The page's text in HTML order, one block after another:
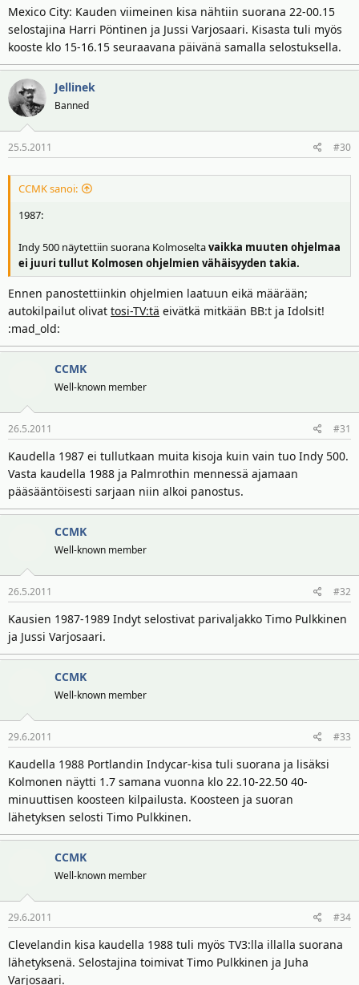
Mexico City: Kauden viimeinen kisa nähtiin suorana 22-00.15
selostajina Harri Pöntinen ja Jussi Varjosaari. Kisasta tuli myös
kooste klo 15-16.15 seuraavana päivänä samalla selostuksella.
Jellinek
Banned
25.5.2011 #30
CCMK sanoi:
1987:
Indy 500 näytettiin suorana Kolmoseltavaikka muuten ohjelmaa
ei juuri tullut Kolmosen ohjelmien vähäisyyden takia.
Ennen panostettiinkin ohjelmien laatuun eikä määrään;
autokilpailut olivat tosi-TV:tä eivätkä mitkään BB:t ja Idolsit!
:mad_old:
CCMK
Well-known member
26.5.2011 #31
Kaudella 1987 ei tullutkaan muita kisoja kuin vain tuo Indy 500.
Vasta kaudella 1988 ja Palmrothin mennessä ajamaan
pääsääntöisesti sarjaan niin alkoi panostus.
CCMK
Well-known member
26.5.2011 #32
Kausien 1987-1989 Indyt selostivat parivaljakko Timo Pulkkinen
ja Jussi Varjosaari.
CCMK
Well-known member
29.6.2011 #33
Kaudella 1988 Portlandin Indycar-kisa tuli suorana ja lisäksi
Kolmonen näytti 1.7 samana vuonna klo 22.10-22.50 40-
minuuttisen koosteen kilpailusta. Koosteen ja suoran
lähetyksen selosti Timo Pulkkinen.
CCMK
Well-known member
29.6.2011 #34
Clevelandin kisa kaudella 1988 tuli myös TV3:lla illalla suorana
lähetyksenä. Selostajina toimivat Timo Pulkkinen ja Juha
Varjosaari.